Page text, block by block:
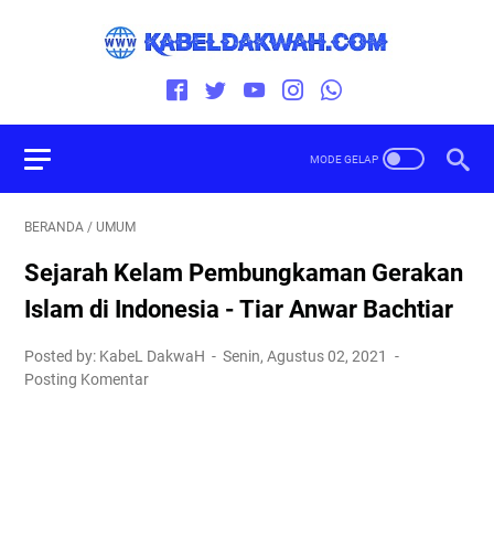
BERANDA / UMUM
Sejarah Kelam Pembungkaman Gerakan
Islam di Indonesia - Tiar Anwar Bachtiar
Posted by: KabeL DakwaH
Senin, Agustus 02, 2021
Posting Komentar